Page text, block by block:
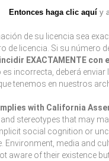
Entonces haga clic aquí y
de su licencia sea
de licencia. Si su número
EXACTAMENTE con
incorrecta, deberá
tenemos en nuestros
with California
stereotypes that may
social cognition or
Environment, media and
aware of their existence